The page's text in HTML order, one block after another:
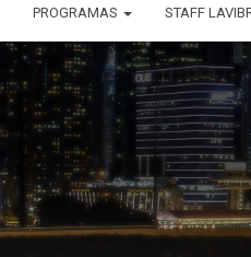
PROGRAMAS STAFF